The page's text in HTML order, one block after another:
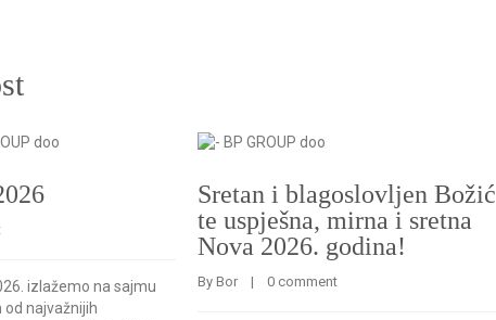
izlažemo na sajmu
od najvažnijih
Sretan i blagoslovljen Božić
te uspješna, mirna i sretna
Nova 2026. godina!
By Bor
    |
0 comment